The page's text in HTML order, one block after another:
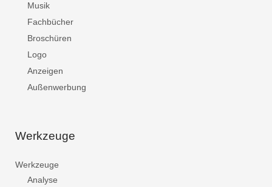
Musik
Fachbücher
Broschüren
Logo
Anzeigen
Außenwerbung
Werkzeuge
Werkzeuge
Analyse